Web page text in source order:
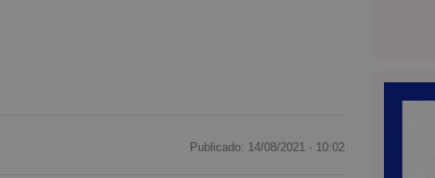
Publicado: 14/08/2021 · 10:02